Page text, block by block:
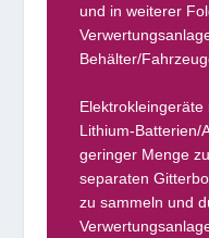
und in weiterer
Behälter/
Lithium-Batterien/
geringer Menge
separaten
zu sammeln und